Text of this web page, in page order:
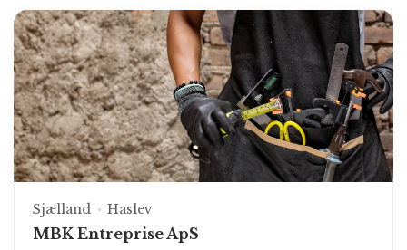
Sjælland Haslev
MBK Entreprise ApS